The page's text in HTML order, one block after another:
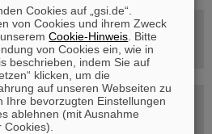
über die FAIR-Baustelle
von GSI/FAIR –
buchen!
Cookies auf „gsi.de“.
von Cookies und ihrem Zweck
unseremCookie-Hinweis . Bitte
von Cookies ein, wie in
beschrieben, indem Sie auf
klicken, um die
auf unseren Webseiten zu
Ihre bevorzugten Einstellungen
ablehnen (mit Ausnahme